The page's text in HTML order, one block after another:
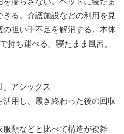
きる。介護施設などの利用を見
担い手不足を解消する。本体
持ち運べる。寝たまま風呂。
アシックス
用し、履き終わった後の回収
類などと比べて構造が複雑